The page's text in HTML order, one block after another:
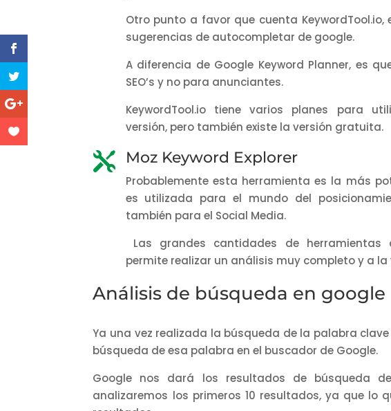
Otro punto a favor que cuenta KeywordTool.io,
sugerencias de autocompletar de google.
A diferencia de Google Keyword Planner, es
SEO’s y no para anunciantes.
KeywordTool.io tiene varios planes para
versión, pero también existe la versión gratuita.
 Moz Keyword Explorer
Probablemente esta herramienta es la más
es utilizada para el mundo del
también para el Social Media.
Las grandes cantidades de herramientas
permite realizar un análisis muy completo y a la
Análisis de búsqueda en google
Ya una vez realizada la búsqueda de la palabra
búsqueda de esa palabra en el buscador de Google.
Google nos dará los resultados de búsqueda
analizaremos los primeros 10 resultados, ya que lo